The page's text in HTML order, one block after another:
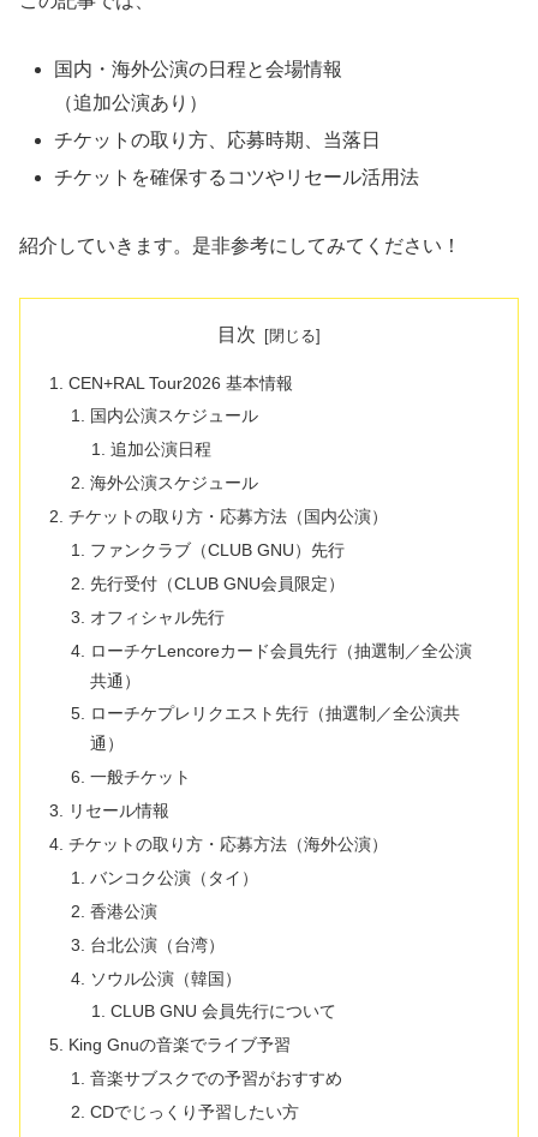
国内・海外公演の日程と会場情報
（追加公演あり）
チケットの取り方、応募時期、当落日
チケットを確保するコツやリセール活用法
紹介していきます。是非参考にしてみてください！
目次
CEN+RAL Tour2026 基本情報
国内公演スケジュール
追加公演日程
海外公演スケジュール
チケットの取り方・応募方法（国内公演）
ファンクラブ（CLUB GNU）先行
先行受付（CLUB GNU会員限定）
オフィシャル先行
ローチケLencoreカード会員先行（抽選制／全公演
共通）
ローチケプレリクエスト先行（抽選制／全公演共
通）
一般チケット
リセール情報
チケットの取り方・応募方法（海外公演）
バンコク公演（タイ）
香港公演
台北公演（台湾）
ソウル公演（韓国）
CLUB GNU 会員先行について
King Gnuの音楽でライブ予習
音楽サブスクでの予習がおすすめ
CDでじっくり予習したい方